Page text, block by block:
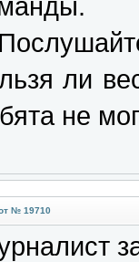
ли
не
№ 19710